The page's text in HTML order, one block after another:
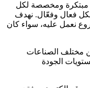
ومخصصة لكل
فعال وفعّال. نهدف
نعمل عليه، سواء كان
مختلف الصناعات
الجودة